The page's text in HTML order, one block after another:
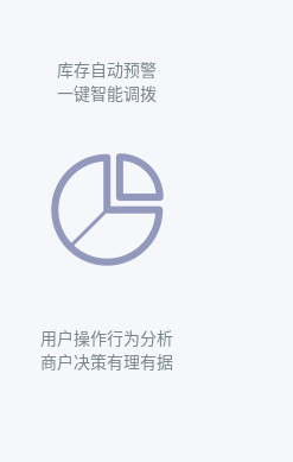
库存自动预警
一键智能调拨
用户操作行为分析
商户决策有理有据